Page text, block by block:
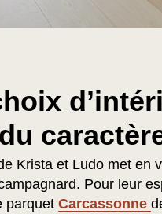
Krista et Ludo met en
Pour leur
parquet Carcassonne